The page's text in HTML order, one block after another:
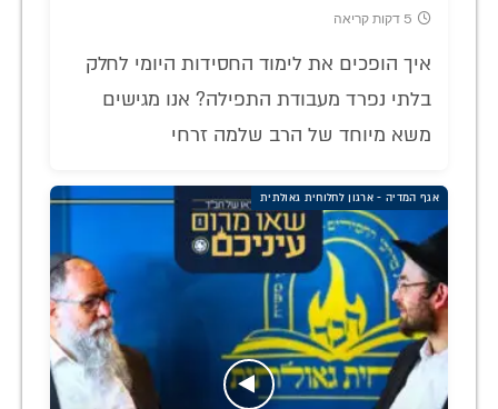
5 דקות קריאה
איך הופכים את לימוד החסידות היומי לחלק
בלתי נפרד מעבודת התפילה? אנו מגישים
משא מיוחד של הרב שלמה זרחי
אגף המדיה - ארגון לחלוחית גאולתית